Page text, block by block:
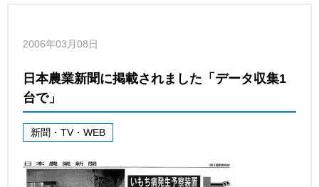
2006年03月08日
日本農業新聞に掲載されました「データ収集1
台で」
新聞・TV・WEB